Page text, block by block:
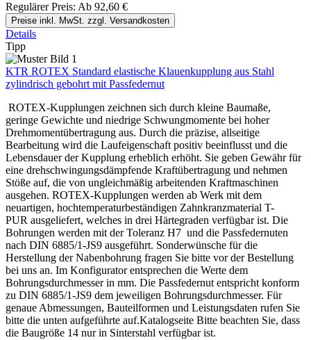
Regulärer Preis: Ab 92,60 €
Preise inkl. MwSt. zzgl. Versandkosten
Details
Tipp
KTR ROTEX Standard elastische Klauenkupplung aus Stahl
zylindrisch gebohrt mit Passfedernut
ROTEX-Kupplungen zeichnen sich durch kleine Baumaße,
geringe Gewichte und niedrige Schwungmomente bei hoher
Drehmomentübertragung aus. Durch die präzise, allseitige
Bearbeitung wird die Laufeigenschaft positiv beeinflusst und die
Lebensdauer der Kupplung erheblich erhöht. Sie geben Gewähr für
eine drehschwingungsdämpfende Kraftübertragung und nehmen
Stöße auf, die von ungleichmäßig arbeitenden Kraftmaschinen
ausgehen. ROTEX-Kupplungen werden ab Werk mit dem
neuartigen, hochtemperaturbeständigen Zahnkranzmaterial T-
PUR ausgeliefert, welches in drei Härtegraden verfügbar ist. Die
Bohrungen werden mit der Toleranz H7 und die Passfedernuten
nach DIN 6885/1-JS9 ausgeführt. Sonderwünsche für die
Herstellung der Nabenbohrung fragen Sie bitte vor der Bestellung
bei uns an. Im Konfigurator entsprechen die Werte dem
Bohrungsdurchmesser in mm. Die Passfedernut entspricht konform
zu DIN 6885/1-JS9 dem jeweiligen Bohrungsdurchmesser. Für
genaue Abmessungen, Bauteilformen und Leistungsdaten rufen Sie
bitte die unten aufgeführte auf.Katalogseite Bitte beachten Sie, dass
die Baugröße 14 nur in Sinterstahl verfügbar ist.